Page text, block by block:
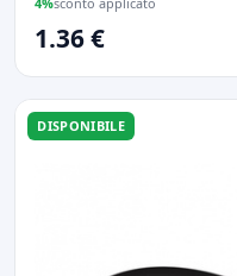
1.36 €
DISPONIBILE